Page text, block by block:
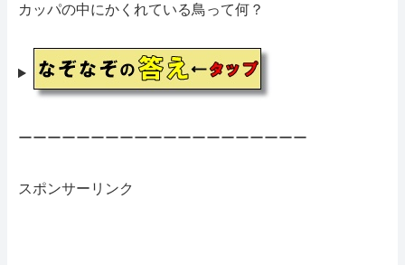
カッパの中にかくれている鳥って何？
ーーーーーーーーーーーーーーーーーーーー
スポンサーリンク